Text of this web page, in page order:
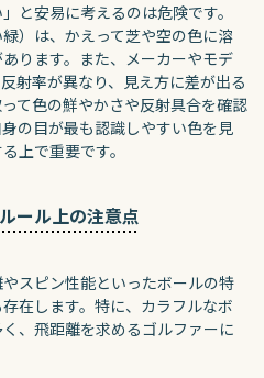
と安易に考えるのは危険です。
）は、かえって芝や空の色に溶
ります。また、メーカーやモデ
射率が異なり、見え方に差が出る
て色の鮮やかさや反射具合を確認
の目が最も認識しやすい色を見
上で重要です。
ール上の注意点
スピン性能といったボールの特
在します。特に、カラフルなボ
、飛距離を求めるゴルファーに